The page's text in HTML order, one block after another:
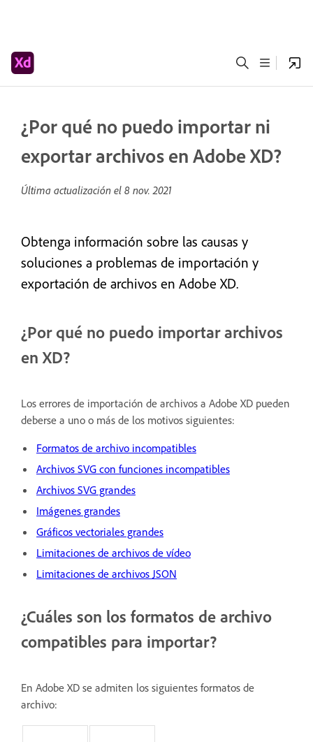
¿Por qué no puedo importar ni
exportar archivos en Adobe XD?
Última actualización el 8 nov. 2021
Obtenga información sobre las causas y
soluciones a problemas de importación y
exportación de archivos en Adobe XD.
¿Por qué no puedo importar archivos
en XD?
Los errores de importación de archivos a Adobe XD pueden
deberse a uno o más de los motivos siguientes:
Formatos de archivo incompatibles
Archivos SVG con funciones incompatibles
Archivos SVG grandes
Imágenes grandes
Gráficos vectoriales grandes
Limitaciones de archivos de vídeo
Limitaciones de archivos JSON
¿Cuáles son los formatos de archivo
compatibles para importar?
En Adobe XD se admiten los siguientes formatos de
archivo: